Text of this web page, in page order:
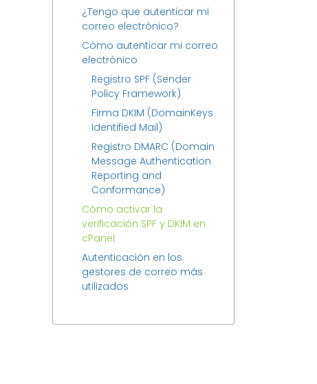
¿Tengo que autenticar mi
correo electrónico?
Cómo autenticar mi correo
electrónico
Registro SPF (Sender
Policy Framework)
Firma DKIM (DomainKeys
Identified Mail)
Registro DMARC (Domain
Message Authentication
Reporting and
Conformance)
Cómo activar la
verificación SPF y DKIM en
cPanel
Autenticación en los
gestores de correo más
utilizados